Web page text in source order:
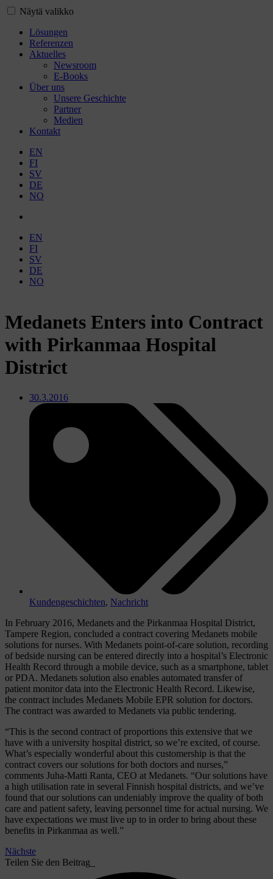
Näytä valikko
Lösungen
Referenzen
Aktuelles
Newsroom
E-Books
Über uns
Unsere Geschichte
Partner
Medien
Kontakt
EN
FI
SV
DE
NO
EN
FI
SV
DE
NO
Medanets Enters into Contract
with Pirkanmaa Hospital
District
30.3.2016
Kundengeschichten, Nachricht
In February 2016, Medanets and the Pirkanmaa Hospital District,
Tampere Region, concluded a contract covering Medanets mobile
solutions for nurses. With Medanets point-of-care solution, recording
of bedside nursing can be entered directly into a hospital’s Electronic
Health Record through a mobile device, such as a smartphone, tablet
or PDA. Medanets solution also enables automated transfer of
patient monitor data into the Electronic Health Record. Likewise,
the contract includes Medanets Mobile EPR solution for doctors.
The contract was awarded to Medanets via public tendering.
“This is the second contract of proportions this extensive that we
have with a university hospital district, so we’re excited, of course.
What’s especially wonderful about this customership is that the
contract covers our solutions for both doctors and nurses,”
comments Juha-Matti Ranta, CEO at Medanets. “Our solutions have
a high utilisation rate in several Finnish hospital districts, and we’ve
found that our solutions can undeniably improve the quality of both
care and patient safety, leaving personnel time for actual nursing. We
have expectations we must live up to in order to bring about these
benefits in Pirkanmaa as well.”
Nächste
Teilen Sie den Beitrag_